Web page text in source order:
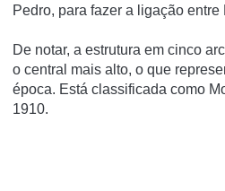
Pedro, para fazer a ligação
De notar, a estrutura em cinco
o central mais alto, o que
época. Está classificada como
1910.